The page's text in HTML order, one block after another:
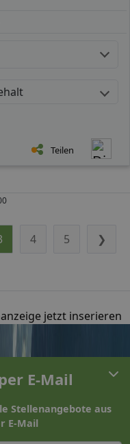
Teilen
4 5 ❯
jetzt inserieren
E-Mail
Stellenangebote aus
E-Mail